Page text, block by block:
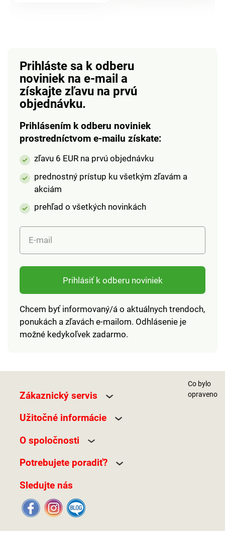
Prihláste sa k odberu
noviniek na e-mail a
získajte zľavu na prvú
objednávku.
Prihlásením k odberu noviniek
prostredníctvom e-mailu získate:
zľavu 6 EUR na prvú objednávku
prednostný prístup ku všetkým zľavám a
akciám
prehľad o všetkých novinkách
E-mail
Prihlásiť k odberu noviniek
Chcem byť informovaný/á o aktuálnych trendoch,
ponukách a zľavách e-mailom. Odhlásenie je
možné kedykoľvek zadarmo.
Zákaznický servis
Užitočné informácie
O spoločnosti
Potrebujete poradiť?
Sledujte nás
Co bylo
opraveno